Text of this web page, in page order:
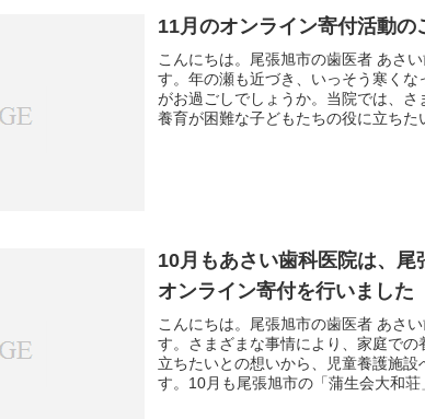
11月のオンライン寄付活動の
こんにちは。尾張旭市の歯医者 あさ
す。年の瀬も近づき、いっそう寒く
がお過ごしでしょうか。当院では、
養育が困難な子どもたちの役に立ちた
10月もあさい歯科医院は、尾
オンライン寄付を行いました
こんにちは。尾張旭市の歯医者 あさ
す。さまざまな事情により、家庭で
立ちたいとの想いから、児童養護施設
す。10月も尾張旭市の「蒲生会大和